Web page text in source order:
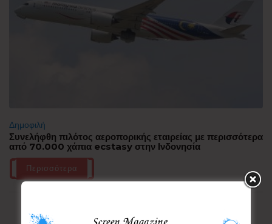
Δημοφιλή
Συνελήφθη πιλότος αεροπορικής εταιρείας με περισσότερα
από 70.000 χάπια ecstasy στην Ινδονησία
Περισσότερα